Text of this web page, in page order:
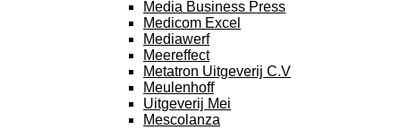
Media Business Press
Medicom Excel
Mediawerf
Meereffect
Metatron Uitgeverij C.V
Meulenhoff
Uitgeverij Mei
Mescolanza